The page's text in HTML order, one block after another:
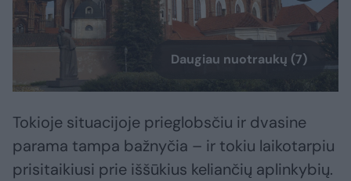
Daugiau nuotraukų (7)
Tokioje situacijoje prieglobsčiu ir dvasine
parama tampa bažnyčia – ir tokiu laikotarpiu
prisitaikiusi prie iššūkius keliančių aplinkybių.